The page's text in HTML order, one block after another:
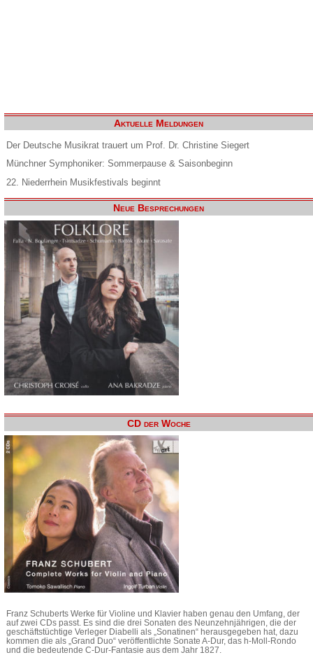
Aktuelle Meldungen
Der Deutsche Musikrat trauert um Prof. Dr. Christine Siegert
Münchner Symphoniker: Sommerpause & Saisonbeginn
22. Niederrhein Musikfestivals beginnt
Neue Besprechungen
CD der Woche
Franz Schuberts Werke für Violine und Klavier haben genau den Umfang, der
auf zwei CDs passt. Es sind die drei Sonaten des Neunzehnjährigen, die der
geschäftstüchtige Verleger Diabelli als „Sonatinen“ herausgegeben hat, dazu
kommen die als „Grand Duo“ veröffentlichte Sonate A-Dur, das h-Moll-Rondo
und die bedeutende C-Dur-Fantasie aus dem Jahr 1827.